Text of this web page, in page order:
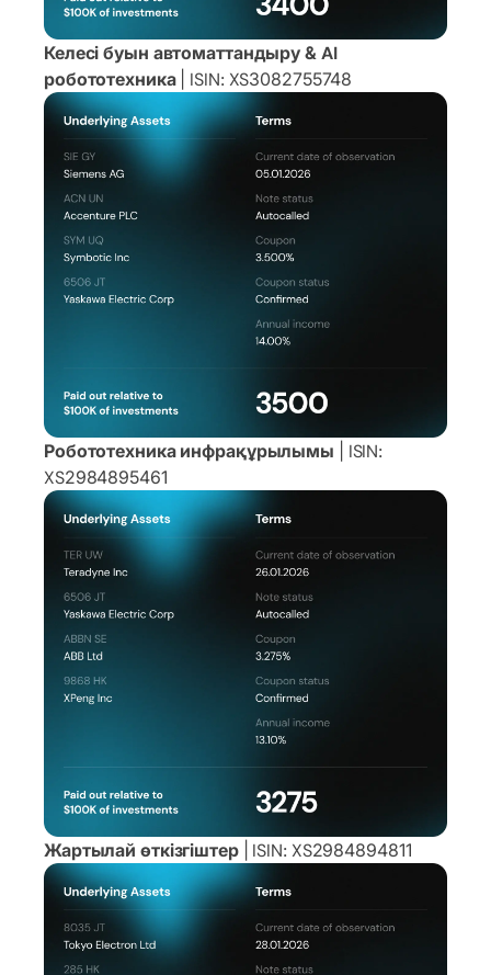
Келесі буын автоматтандыру & AI
робототехника| ISIN: XS3082755748
Робототехника инфрақұрылымы | ISIN:
XS2984895461
Жартылай өткізгіштер| ISIN: XS2984894811